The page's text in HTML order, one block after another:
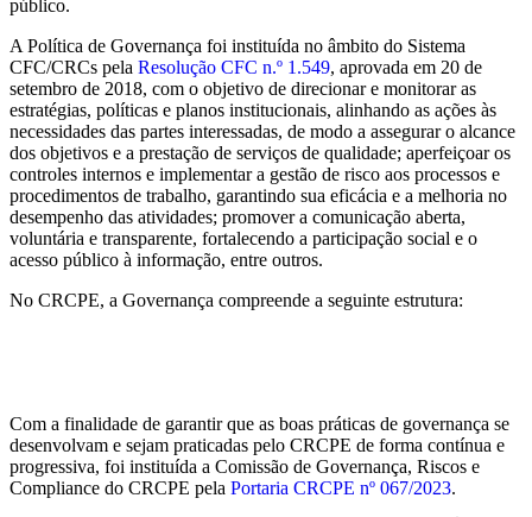
público.
A Política de Governança foi instituída no âmbito do Sistema
CFC/CRCs pela Resolução CFC n.º 1.549, aprovada em 20 de
setembro de 2018, com o objetivo de direcionar e monitorar as
estratégias, políticas e planos institucionais, alinhando as ações às
necessidades das partes interessadas, de modo a assegurar o alcance
dos objetivos e a prestação de serviços de qualidade; aperfeiçoar os
controles internos e implementar a gestão de risco aos processos e
procedimentos de trabalho, garantindo sua eficácia e a melhoria no
desempenho das atividades; promover a comunicação aberta,
voluntária e transparente, fortalecendo a participação social e o
acesso público à informação, entre outros.
No CRCPE, a Governança compreende a seguinte estrutura:
Com a finalidade de garantir que as boas práticas de governança se
desenvolvam e sejam praticadas pelo CRCPE de forma contínua e
progressiva, foi instituída a Comissão de Governança, Riscos e
Compliance do CRCPE pela Portaria CRCPE nº 067/2023.